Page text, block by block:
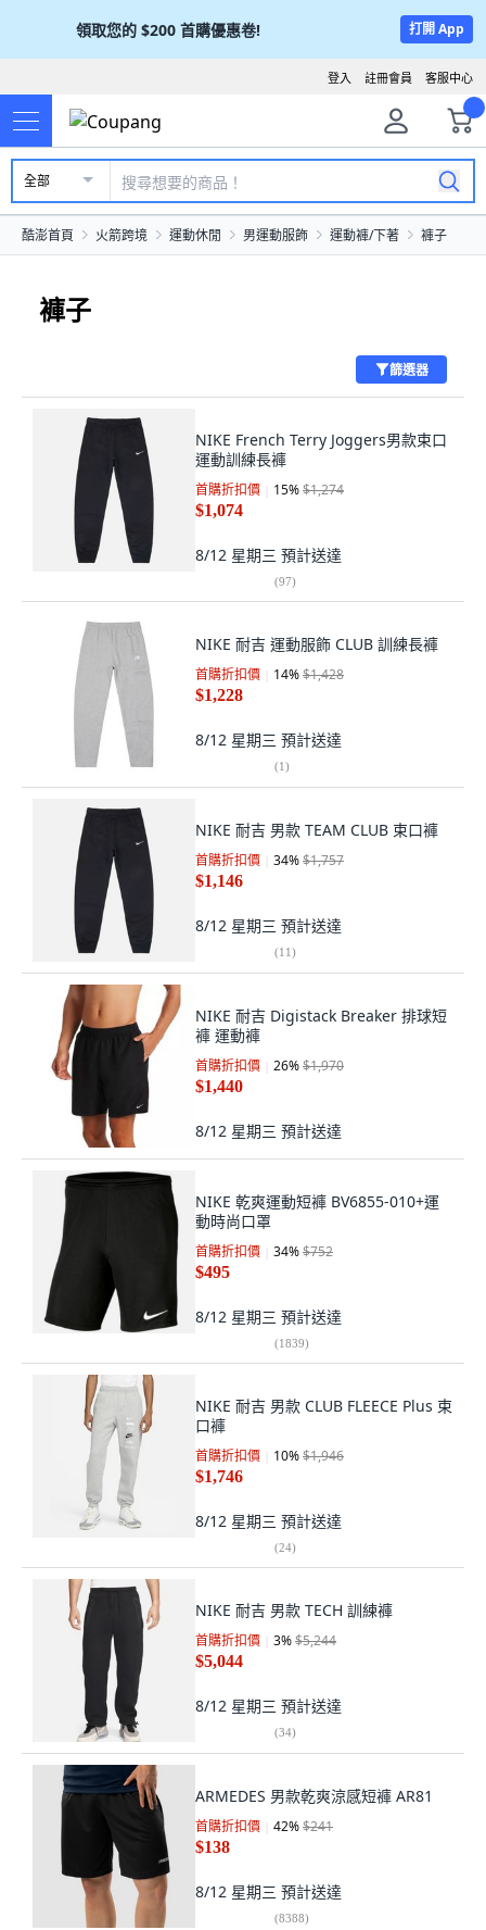
領取您的 $200 首購優惠卷! 打開 App
客服中心
註冊會員
登入
全部
酷澎首頁 火箭跨境 運動休閒 男運動服飾 運動褲/下著 褲子
褲子
篩選器
NIKE French Terry Joggers男款束口
運動訓練長褲
首購折扣價 15%$1,274
$1,074
8/12 星期三 預計送達
(97)
NIKE 耐吉 運動服飾 CLUB 訓練長褲
首購折扣價 14%$1,428
$1,228
8/12 星期三 預計送達
(1)
NIKE 耐吉 男款 TEAM CLUB 束口褲
首購折扣價 34%$1,757
$1,146
8/12 星期三 預計送達
(11)
NIKE 耐吉 Digistack Breaker 排球短
褲 運動褲
首購折扣價 26%$1,970
$1,440
8/12 星期三 預計送達
NIKE 乾爽運動短褲 BV6855-010+運
動時尚口罩
首購折扣價 34%$752
$495
8/12 星期三 預計送達
(1839)
NIKE 耐吉 男款 CLUB FLEECE Plus 束
口褲
首購折扣價 10%$1,946
$1,746
8/12 星期三 預計送達
(24)
NIKE 耐吉 男款 TECH 訓練褲
首購折扣價 3%$5,244
$5,044
8/12 星期三 預計送達
(34)
ARMEDES 男款乾爽涼感短褲 AR81
首購折扣價 42%$241
$138
8/12 星期三 預計送達
(8388)